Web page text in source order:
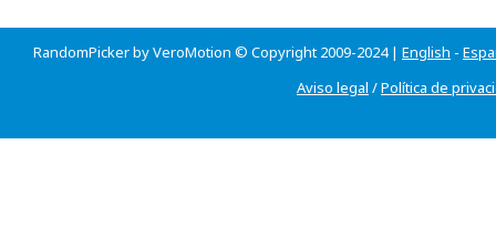
RandomPicker by VeroMotion © Copyright 2009-2024 | English -
Aviso legal /Política de